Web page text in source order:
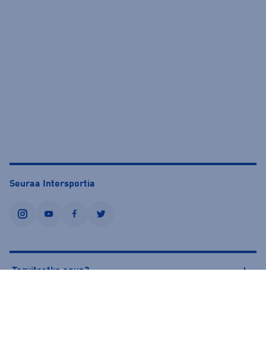
Seuraa Intersportia
instagramyoutubefacebooktwitter
Tarvitsetko apua?